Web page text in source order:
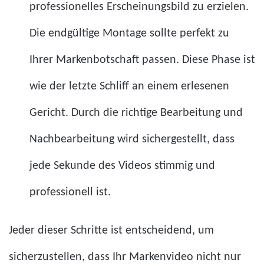
professionelles Erscheinungsbild zu erzielen.
Die endgültige Montage sollte perfekt zu
Ihrer Markenbotschaft passen. Diese Phase ist
wie der letzte Schliff an einem erlesenen
Gericht. Durch die richtige Bearbeitung und
Nachbearbeitung wird sichergestellt, dass
jede Sekunde des Videos stimmig und
professionell ist.
Jeder dieser Schritte ist entscheidend, um
sicherzustellen, dass Ihr Markenvideo nicht nur